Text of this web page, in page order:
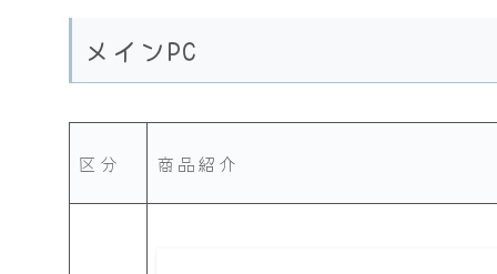
メインPC
区分 商品紹介